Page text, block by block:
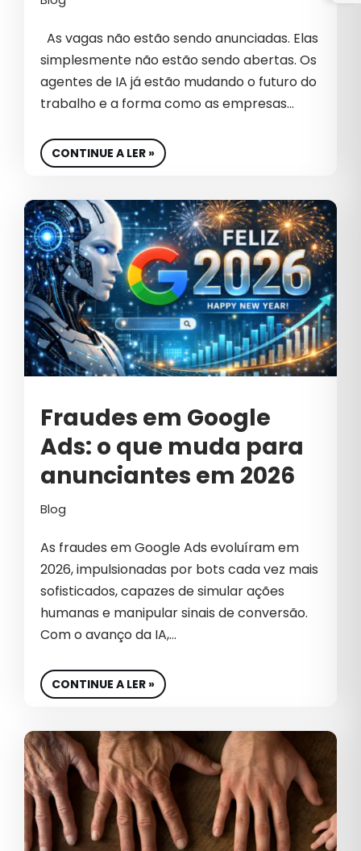
B2B INTERNACIONAL
BIG DATA
BIOTECNOLOGIA
CAMPANHAS PATROCINADAS
CAPTURA DE DEMANDA
CARREIRA
CASE DE SUCESSO
CEO
CHATGPT
CIBERSEGURANÇA
COMO VENDER MAIS
COMUNICAÇÃO B2B
COMUNICAÇÃO INTERNA
COSMÉTICOS
CRESCIMENTO
CRIAÇÃO DE CONTEÚDO
CULTURA
CULTURA EMPRESARIAL
CULTURA ORGANIZACIONAL
As vagas não estão sendo anunciadas. Elas
simplesmente não estão sendo abertas. Os
agentes de IA já estão mudando o futuro do
trabalho e a forma como as empresas…
CONTINUE A LER »
Fraudes em Google
Ads: o que muda para
anunciantes em 2026
Blog
As fraudes em Google Ads evoluíram em
2026, impulsionadas por bots cada vez mais
sofisticados, capazes de simular ações
humanas e manipular sinais de conversão.
Com o avanço da IA,…
CONTINUE A LER »